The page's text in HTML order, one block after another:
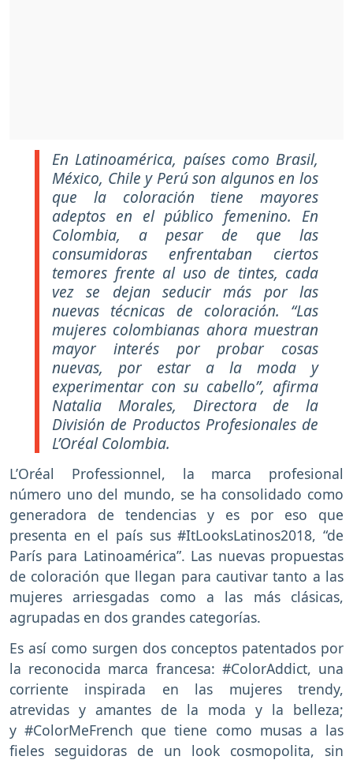
En Latinoamérica, países como Brasil,
México, Chile y Perú son algunos en los
que la coloración tiene mayores
adeptos en el público femenino. En
Colombia, a pesar de que las
consumidoras enfrentaban ciertos
temores frente al uso de tintes, cada
vez se dejan seducir más por las
nuevas técnicas de coloración. “Las
mujeres colombianas ahora muestran
mayor interés por probar cosas
nuevas, por estar a la moda y
experimentar con su cabello”, afirma
Natalia Morales, Directora de la
División de Productos Profesionales de
L’Oréal Colombia.
L’Oréal Professionnel, la marca profesional
número uno del mundo, se ha consolidado como
generadora de tendencias y es por eso que
presenta en el país sus #ItLooksLatinos2018, “de
París para Latinoamérica”. Las nuevas propuestas
de coloración que llegan para cautivar tanto a las
mujeres arriesgadas como a las más clásicas,
agrupadas en dos grandes categorías.
Es así como surgen dos conceptos patentados por
la reconocida marca francesa: #ColorAddict, una
corriente inspirada en las mujeres trendy,
atrevidas y amantes de la moda y la belleza;
y #ColorMeFrench que tiene como musas a las
fieles seguidoras de un look cosmopolita, sin